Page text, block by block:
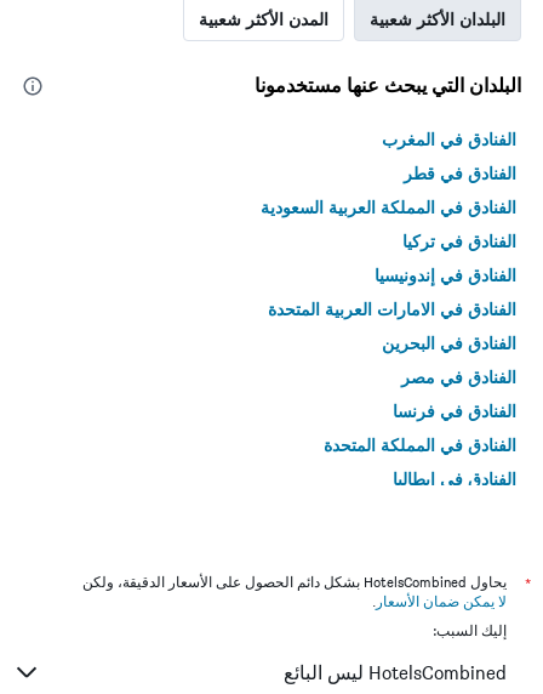
البلدان الأكثر شعبية المدن الأكثر شعبية
البلدان التي يبحث عنها مستخدمونا
الفنادق في المغرب
الفنادق في قطر
الفنادق في المملكة العربية السعودية
الفنادق في تركيا
الفنادق في إندونيسيا
الفنادق في الامارات العربية المتحدة
الفنادق في البحرين
الفنادق في مصر
الفنادق في فرنسا
الفنادق في المملكة المتحدة
الفنادق في إيطاليا
*
يحاول HotelsCombined بشكل دائم الحصول على الأسعار الدقيقة، ولكن
لا يمكن ضمان الأسعار .
إليك السبب:
HotelsCombined ليس البائع